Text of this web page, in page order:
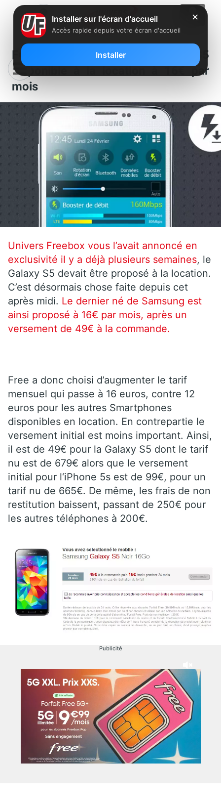
Free Mobile : Le Galaxy S5
disponible à la location à 16€ par
mois
Univers Freebox vous l’avait annoncé en
exclusivité il y a déjà plusieurs semaines, le
Galaxy S5 devait être proposé à la location.
C’est désormais chose faite depuis cet
après midi. Le dernier né de Samsung est
ainsi proposé à 16€ par mois, après un
versement de 49€ à la commande.
Free a donc choisi d’augmenter le tarif
mensuel qui passe à 16 euros, contre 12
euros pour les autres Smartphones
disponibles en location. En contrepartie le
versement initial est moins important. Ainsi,
il est de 49€ pour la Galaxy S5 dont le tarif
nu est de 679€ alors que le versement
initial pour l‘iPhone 5s est de 99€, pour un
tarif nu de 665€. De même, les frais de non
restitution baissent, passant de 250€ pour
les autres téléphones à 200€.
Publicité
✕
Installer sur l'écran d'accueil
Accès rapide depuis votre écran d'accueil
Installer